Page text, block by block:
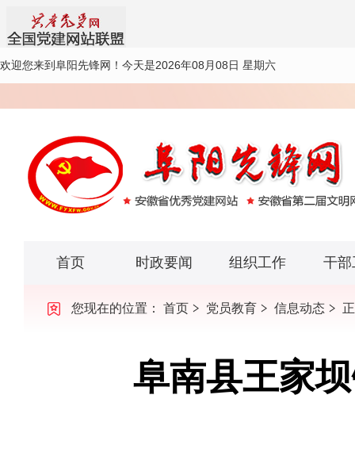
欢迎您来到阜阳先锋网！ 今天是2026年08月08日 星期六
首页 时政要闻 组织工作 干部
您现在的位置： 首页 党员教育 信息动态
阜南县王家